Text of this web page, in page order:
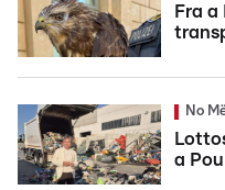
Fra
No
a